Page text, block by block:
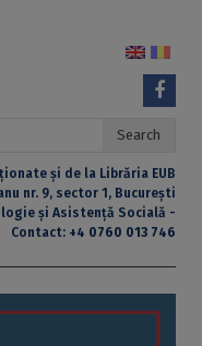
Search
și de la Librăria EUB
nr. 9, sector 1, București
și Asistență Socială -
Contact: +4 0760 013 746